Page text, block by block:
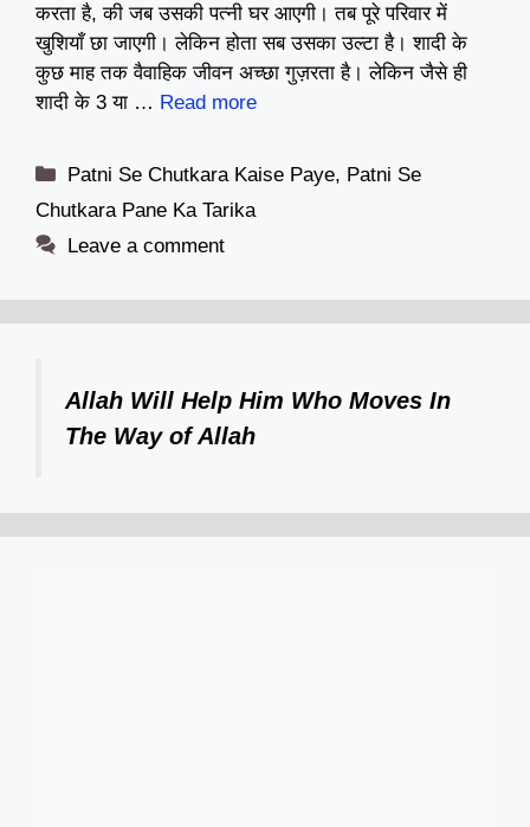
करता है, की जब उसकी पत्नी घर आएगी। तब पूरे परिवार में
खुशियाँ छा जाएगी। लेकिन होता सब उसका उल्टा है। शादी के
कुछ माह तक वैवाहिक जीवन अच्छा गुज़रता है। लेकिन जैसे ही
शादी के 3 या … Read more
Categories
Patni Se Chutkara Kaise Paye, Patni Se
Chutkara Pane Ka Tarika
Leave a comment
Allah Will Help Him Who Moves In
The Way of Allah